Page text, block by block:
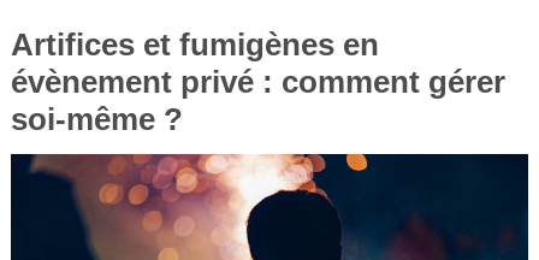
Artifices et fumigènes en
évènement privé : comment gérer
soi-même ?